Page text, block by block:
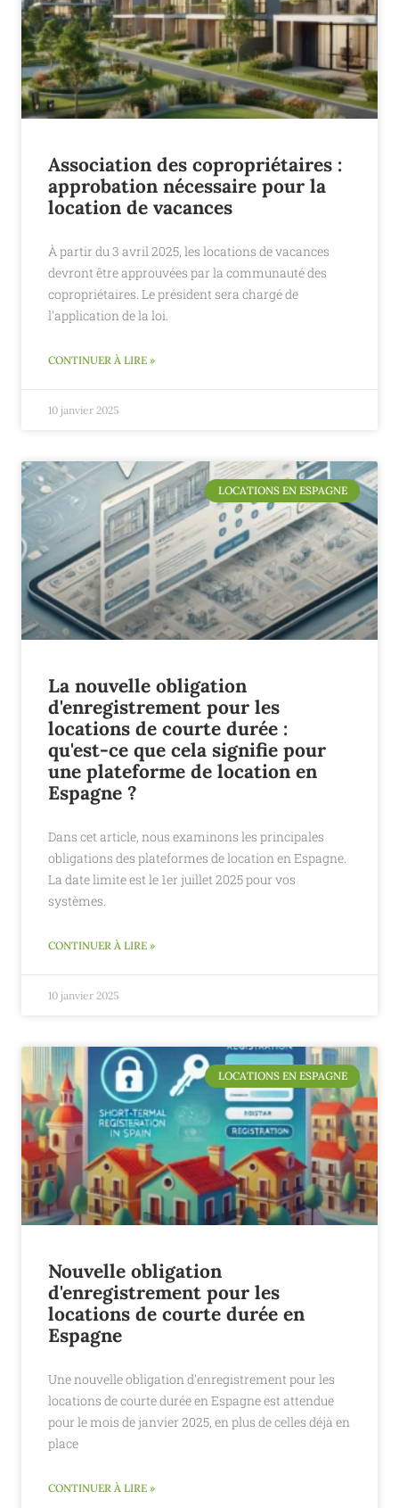
Association des copropriétaires :
approbation nécessaire pour la
location de vacances
À partir du 3 avril 2025, les locations de vacances
devront être approuvées par la communauté des
copropriétaires. Le président sera chargé de
l'application de la loi.
CONTINUER À LIRE »
10 janvier 2025
LOCATIONS EN ESPAGNE
La nouvelle obligation
d'enregistrement pour les
locations de courte durée :
qu'est-ce que cela signifie pour
une plateforme de location en
Espagne ?
Dans cet article, nous examinons les principales
obligations des plateformes de location en Espagne.
La date limite est le 1er juillet 2025 pour vos
systèmes.
CONTINUER À LIRE »
10 janvier 2025
LOCATIONS EN ESPAGNE
Nouvelle obligation
d'enregistrement pour les
locations de courte durée en
Espagne
Une nouvelle obligation d'enregistrement pour les
locations de courte durée en Espagne est attendue
pour le mois de janvier 2025, en plus de celles déjà en
place
CONTINUER À LIRE »